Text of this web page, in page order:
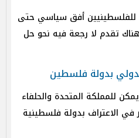
للفلسطينيين أفق سياسي حتى
تقدم لا رجعة فيه نحو حل
بدولة فلسطين
للمملكة المتحدة والحلفاء
الاعتراف بدولة فلسطينية